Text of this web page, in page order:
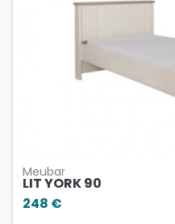
Meubar
LIT YORK 90
248 €